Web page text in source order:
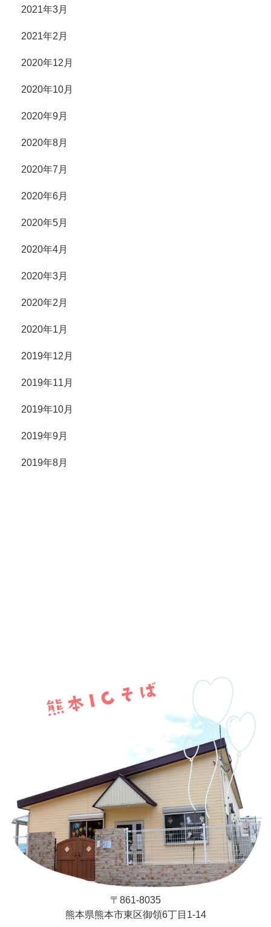
2021年3月
2021年2月
2020年12月
2020年10月
2020年9月
2020年8月
2020年7月
2020年6月
2020年5月
2020年4月
2020年3月
2020年2月
2020年1月
2019年12月
2019年11月
2019年10月
2019年9月
2019年8月
〒861-8035
熊本県熊本市東区御領6丁目1-14